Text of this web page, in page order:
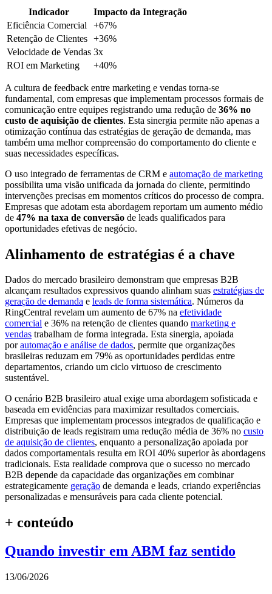
Indicador
Impacto da Integração
Eficiência Comercial
+67%
Retenção de Clientes +36%
Velocidade de Vendas 3x
ROI em Marketing
+40%
A cultura de feedback entre marketing e vendas torna-se
fundamental, com empresas que implementam processos formais de
comunicação entre equipes registrando uma redução de 36% no
custo de aquisição de clientes. Esta sinergia permite não apenas a
otimização contínua das estratégias de geração de demanda, mas
também uma melhor compreensão do comportamento do cliente e
suas necessidades específicas.
O uso integrado de ferramentas de CRM e automação de marketing
possibilita uma visão unificada da jornada do cliente, permitindo
intervenções precisas em momentos críticos do processo de compra.
Empresas que adotam esta abordagem reportam um aumento médio
de 47% na taxa de conversão de leads qualificados para
oportunidades efetivas de negócio.
Alinhamento de estratégias é a chave
Dados do mercado brasileiro demonstram que empresas B2B
alcançam resultados expressivos quando alinham suas estratégias de
geração de demanda e leads de forma sistemática. Números da
RingCentral revelam um aumento de 67% na efetividade
comercial e 36% na retenção de clientes quando marketing e
vendas trabalham de forma integrada. Esta sinergia, apoiada
porautomação e análise de dados, permite que organizações
brasileiras reduzam em 79% as oportunidades perdidas entre
departamentos, criando um ciclo virtuoso de crescimento
sustentável.
O cenário B2B brasileiro atual exige uma abordagem sofisticada e
baseada em evidências para maximizar resultados comerciais.
Empresas que implementam processos integrados de qualificação e
distribuição de leads registram uma redução média de 36% no custo
de aquisição de clientes, enquanto a personalização apoiada por
dados comportamentais resulta em ROI 40% superior às abordagens
tradicionais. Esta realidade comprova que o sucesso no mercado
B2B depende da capacidade das organizações em combinar
estrategicamente geração de demanda e leads, criando experiências
personalizadas e mensuráveis para cada cliente potencial.
+ conteúdo
Quando investir em ABM faz sentido
13/06/2026